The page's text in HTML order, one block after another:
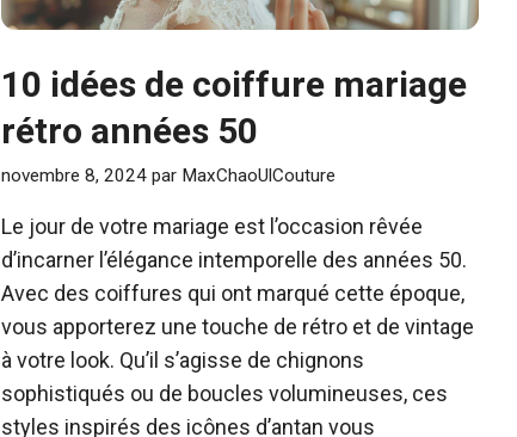
10 idées de coiffure mariage
rétro années 50
novembre 8, 2024 par MaxChaoUlCouture
Le jour de votre mariage est l’occasion rêvée
d’incarner l’élégance intemporelle des années 50.
Avec des coiffures qui ont marqué cette époque,
vous apporterez une touche de rétro et de vintage
à votre look. Qu’il s’agisse de chignons
sophistiqués ou de boucles volumineuses, ces
styles inspirés des icônes d’antan vous